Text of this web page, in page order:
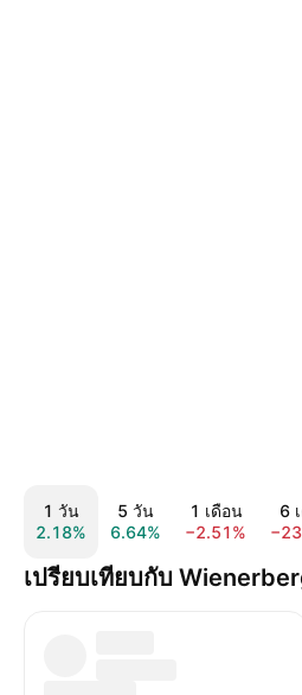
1 วัน
2.18%
5 วัน
6.64%
1 เดือน
−2.51%
6
เปรียบเทียบกับ